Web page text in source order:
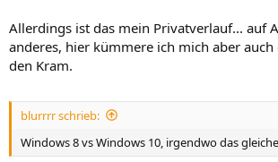
Allerdings ist das mein Privatverlauf... auf
anderes, hier kümmere ich mich aber
den Kram.
blurrrr schrieb:
Windows 8 vs Windows 10, irgendwo das